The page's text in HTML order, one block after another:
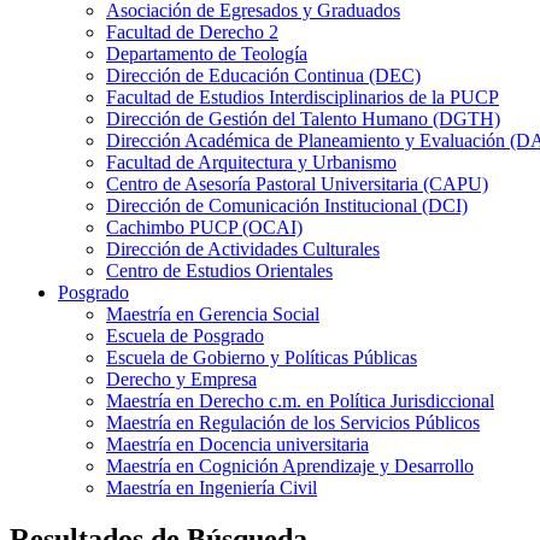
Asociación de Egresados y Graduados
Facultad de Derecho 2
Departamento de Teología
Dirección de Educación Continua (DEC)
Facultad de Estudios Interdisciplinarios de la PUCP
Dirección de Gestión del Talento Humano (DGTH)
Dirección Académica de Planeamiento y Evaluación
Facultad de Arquitectura y Urbanismo
Centro de Asesoría Pastoral Universitaria (CAPU)
Dirección de Comunicación Institucional (DCI)
Cachimbo PUCP (OCAI)
Dirección de Actividades Culturales
Centro de Estudios Orientales
Posgrado
Maestría en Gerencia Social
Escuela de Posgrado
Escuela de Gobierno y Políticas Públicas
Derecho y Empresa
Maestría en Derecho c.m. en Política Jurisdiccional
Maestría en Regulación de los Servicios Públicos
Maestría en Docencia universitaria
Maestría en Cognición Aprendizaje y Desarrollo
Maestría en Ingeniería Civil